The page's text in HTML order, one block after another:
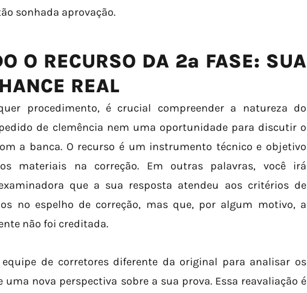
sonhada aprovação.
O RECURSO DA 2ª FASE: SUA
REAL
procedimento, é crucial compreender a natureza do
de clemência nem uma oportunidade para discutir o
a banca. O recurso é um instrumento técnico e objetivo
materiais na correção. Em outras palavras, você irá
que a sua resposta atendeu aos critérios de
no espelho de correção, mas que, por algum motivo, a
não foi creditada.
de corretores diferente da original para analisar os
uma nova perspectiva sobre a sua prova. Essa reavaliação é